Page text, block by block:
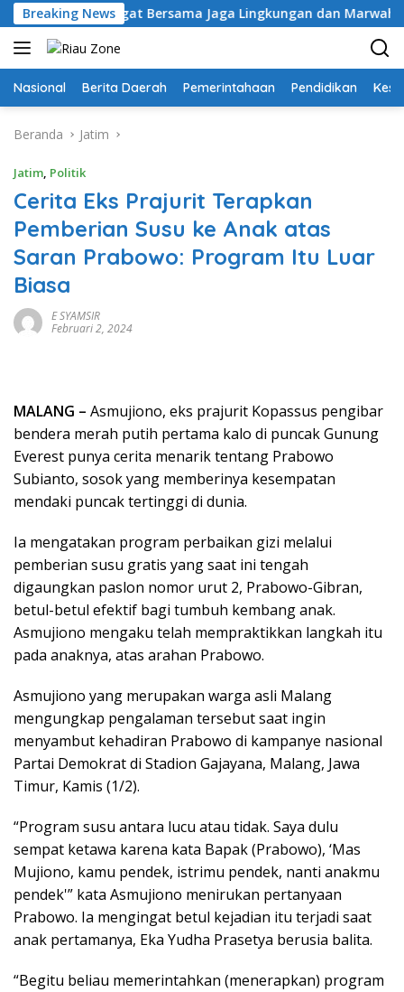
Langsung
ke
konten
Breaking News
Semangat Bersama Jaga Lingkungan dan Marwah Bumi
Nasional Berita Daerah Pemerintahaan Pendidikan
Beranda Jatim
Jatim, Politik
Cerita Eks Prajurit Terapkan
Pemberian Susu ke Anak atas
Saran Prabowo: Program Itu Luar
Biasa
E SYAMSIR
Februari 2, 2024
MALANG – Asmujiono, eks prajurit Kopassus pengibar
bendera merah putih pertama kalo di puncak Gunung
Everest punya cerita menarik tentang Prabowo
Subianto, sosok yang memberinya kesempatan
mendaki puncak tertinggi di dunia.
Ia mengatakan program perbaikan gizi melalui
pemberian susu gratis yang saat ini tengah
digaungkan paslon nomor urut 2, Prabowo-Gibran,
betul-betul efektif bagi tumbuh kembang anak.
Asmujiono mengaku telah mempraktikkan langkah itu
pada anaknya, atas arahan Prabowo.
Asmujiono yang merupakan warga asli Malang
mengungkap pengalaman tersebut saat ingin
menyambut kehadiran Prabowo di kampanye nasional
Partai Demokrat di Stadion Gajayana, Malang, Jawa
Timur, Kamis (1/2).
“Program susu antara lucu atau tidak. Saya dulu
sempat ketawa karena kata Bapak (Prabowo), ‘Mas
Mujiono, kamu pendek, istrimu pendek, nanti anakmu
pendek'” kata Asmujiono menirukan pertanyaan
Prabowo. Ia mengingat betul kejadian itu terjadi saat
anak pertamanya, Eka Yudha Prasetya berusia balita.
“Begitu beliau memerintahkan (menerapkan) program